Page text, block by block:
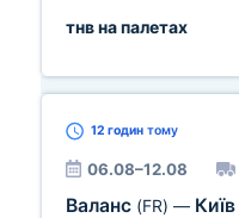
тнв на палетах
12 годин тому
06.08–12.08
Валанс (FR) — Київ